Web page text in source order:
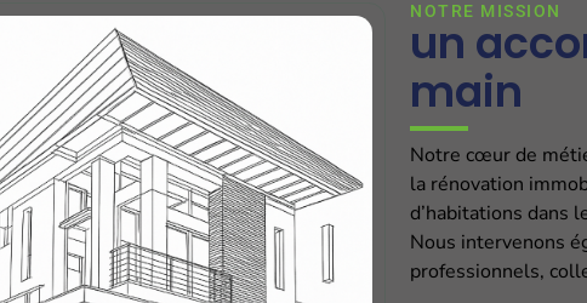
NOTRE MISSION
un
main
Notre cœur de
la rénovation
d’habitations dans
Nous intervenons
professionnels,